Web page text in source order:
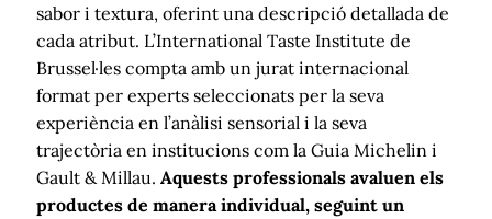
sabor i textura, oferint una descripció detallada de
cada atribut. L’International Taste Institute de
Brussel·les compta amb un jurat internacional
format per experts seleccionats per la seva
experiència en l’anàlisi sensorial i la seva
trajectòria en institucions com la Guia Michelin i
Gault & Millau. Aquests professionals avaluen els
productes de manera individual, seguint un